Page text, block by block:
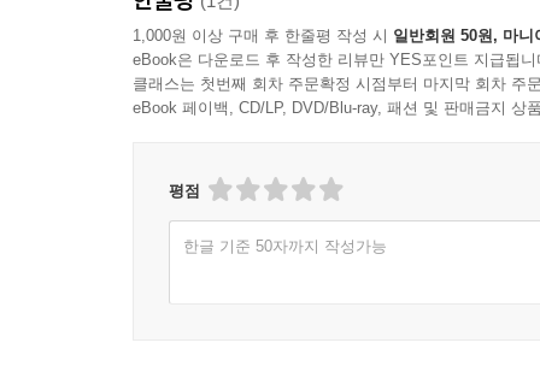
1,000원 이상 구매 후 한줄평 작성 시 일반회원 50원, 마니
eBook은 다운로드 후 작성한 리뷰만 YES포인트 지급됩니
클래스는 첫번째 회차 주문확정 시점부터 마지막 회차 주
eBook 페이백, CD/LP, DVD/Blu-ray, 패션 및 판매금지 상
평점
한글 기준 50자까지 작성가능